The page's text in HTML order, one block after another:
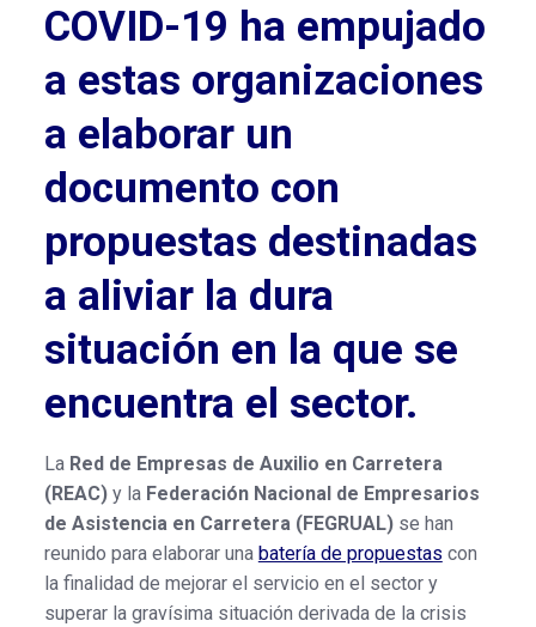
COVID-19 ha empujado
a estas organizaciones
a elaborar un
documento con
propuestas destinadas
a aliviar la dura
situación en la que se
encuentra el sector.
La Red de Empresas de Auxilio en Carretera
(REAC) y la Federación Nacional de Empresarios
de Asistencia en Carretera (FEGRUAL)se han
reunido para elaborar una batería de propuestas con
la finalidad de mejorar el servicio en el sector y
superar la gravísima situación derivada de la crisis